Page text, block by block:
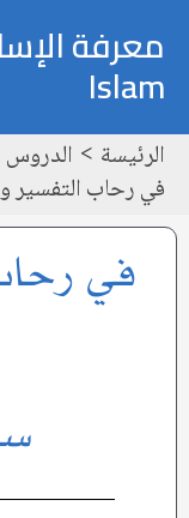
إلى
المحتوى
Islam
الرئيسة
في رحاب التفسير
في